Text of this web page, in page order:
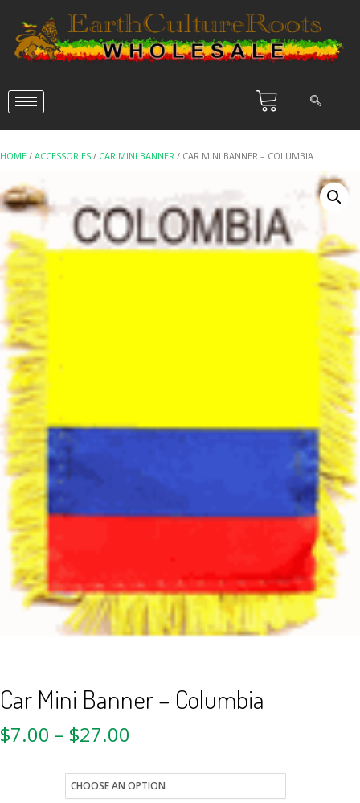
HOME / ACCESSORIES / CAR MINI BANNER / CAR MINI BANNER – COLUMBIA
Car Mini Banner – Columbia
$7.00 – $27.00